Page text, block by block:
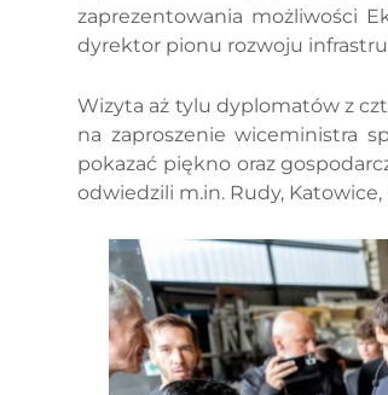
zaprezentowania możliwości
dyrektor pionu rozwoju
Wizyta aż tylu dyplomatów z
na zaproszenie wiceministra
pokazać piękno oraz
odwiedzili m.in. Rudy, Katowice,